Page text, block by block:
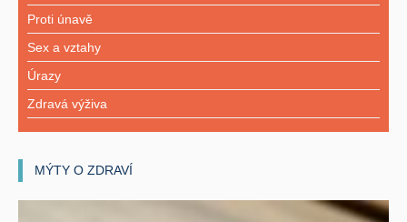
Proti únavě
Sex a vztahy
Úrazy
Zdravá výživa
MÝTY O ZDRAVÍ